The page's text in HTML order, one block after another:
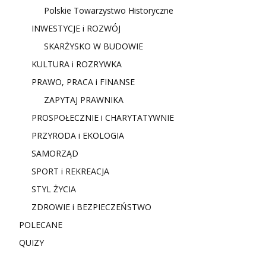
Polskie Towarzystwo Historyczne
INWESTYCJE i ROZWÓJ
SKARŻYSKO W BUDOWIE
KULTURA i ROZRYWKA
PRAWO, PRACA i FINANSE
ZAPYTAJ PRAWNIKA
PROSPOŁECZNIE i CHARYTATYWNIE
PRZYRODA i EKOLOGIA
SAMORZĄD
SPORT i REKREACJA
STYL ŻYCIA
ZDROWIE i BEZPIECZEŃSTWO
POLECANE
QUIZY